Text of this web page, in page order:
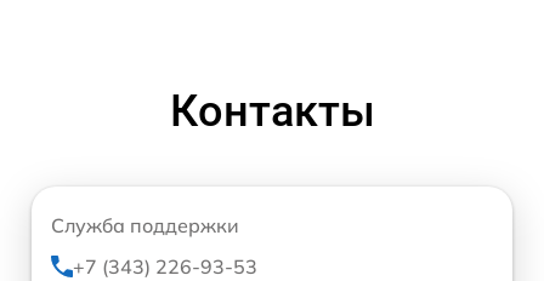
Контакты
Служба поддержки
+7 (343) 226-93-53